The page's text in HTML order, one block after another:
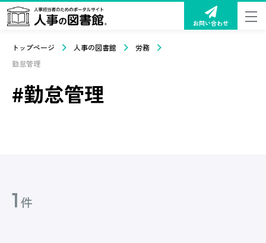
お問い合わせ
トップページ 人事の図書館
労務
勤怠管理
#勤怠管理
1 件